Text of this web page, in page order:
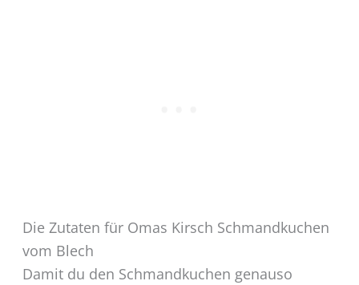
Die Zutaten für Omas Kirsch Schmandkuchen
vom Blech
Damit du den Schmandkuchen genauso